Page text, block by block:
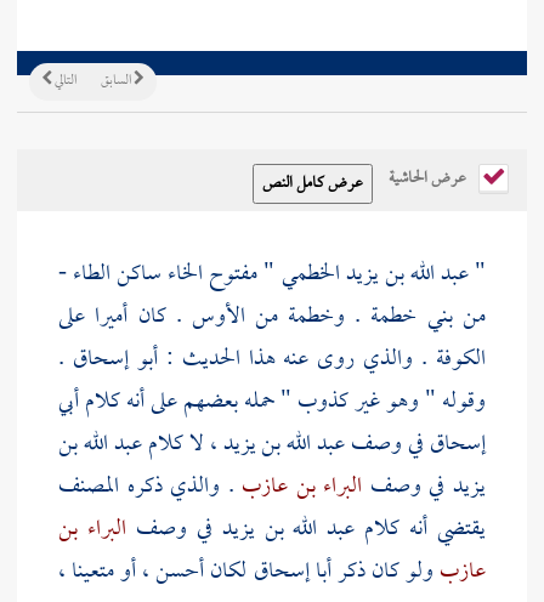
التالي السابق
عرض الحاشية
" عبد الله بن يزيد الخطمي " مفتوح الخاء ساكن الطاء -
من بني خطمة . وخطمة من الأوس . كان أميرا على
الكوفة . والذي روى عنه هذا الحديث :أبو إسحاق .
وقوله " وهو غير كذوب " حمله بعضهم على أنه كلامأبي
إسحاقفي وصفعبد الله بن يزيد، لا كلامعبد الله بن
يزيد في وصف البراء بن عازب . والذي ذكره المصنف
يقتضي أنه كلام عبد الله بن يزيد في وصف البراء بن
عازبولو كان ذكرأبا إسحاق لكان أحسن ، أو متعينا ،